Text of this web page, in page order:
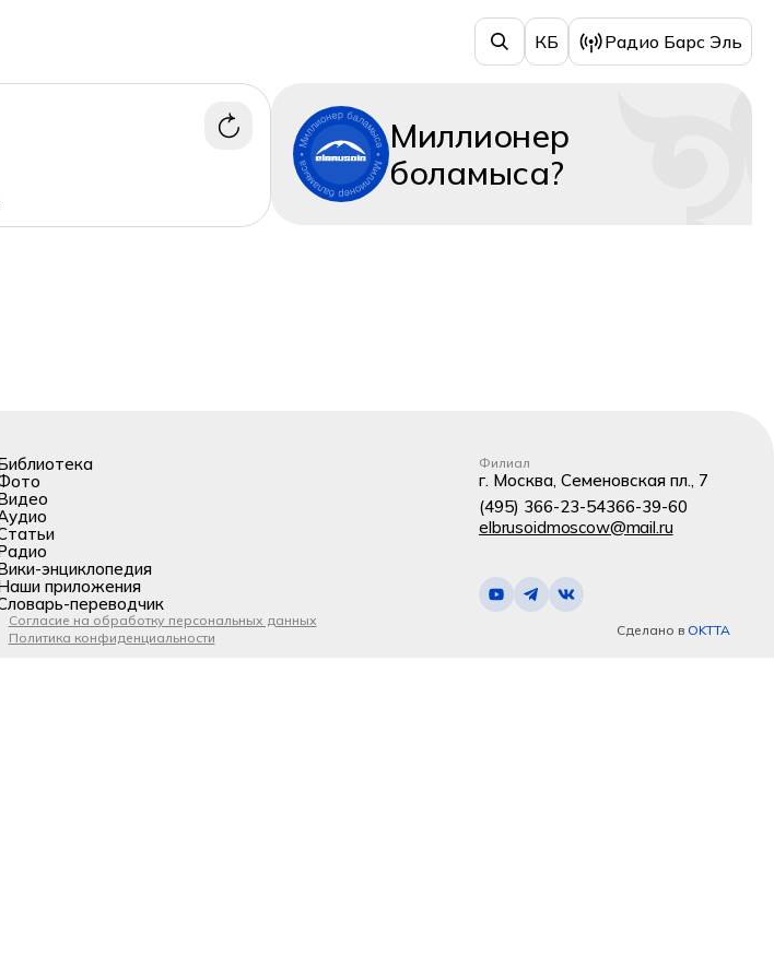
КБ Радио Барс Эль
Миллионер
боламыса?
энциклопедия
приложения
переводчик
Филиал
г. Москва, Семеновская пл., 7
(495) 366-23-54366-39-60
elbrusoidmoscow@mail.ru
Согласие на обработку персональных данных
Политика конфиденциальности
Сделано в OKTTA